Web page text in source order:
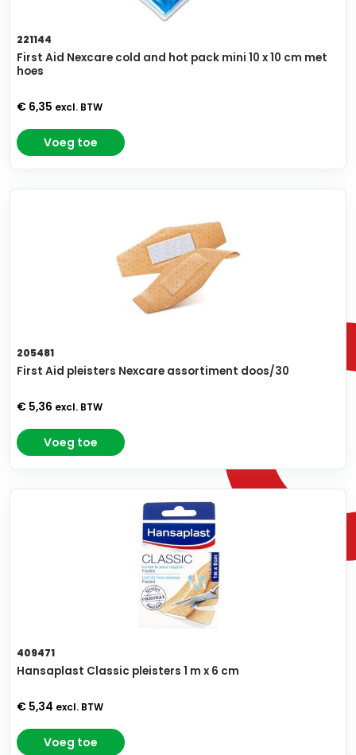
221144
First Aid Nexcare cold and hot pack mini 10 x 10 cm met
hoes
€ 6,35 excl. BTW
Voeg toe
205481
First Aid pleisters Nexcare assortiment doos/30
€ 5,36 excl. BTW
Voeg toe
409471
Hansaplast Classic pleisters 1 m x 6 cm
€ 5,34 excl. BTW
Voeg toe